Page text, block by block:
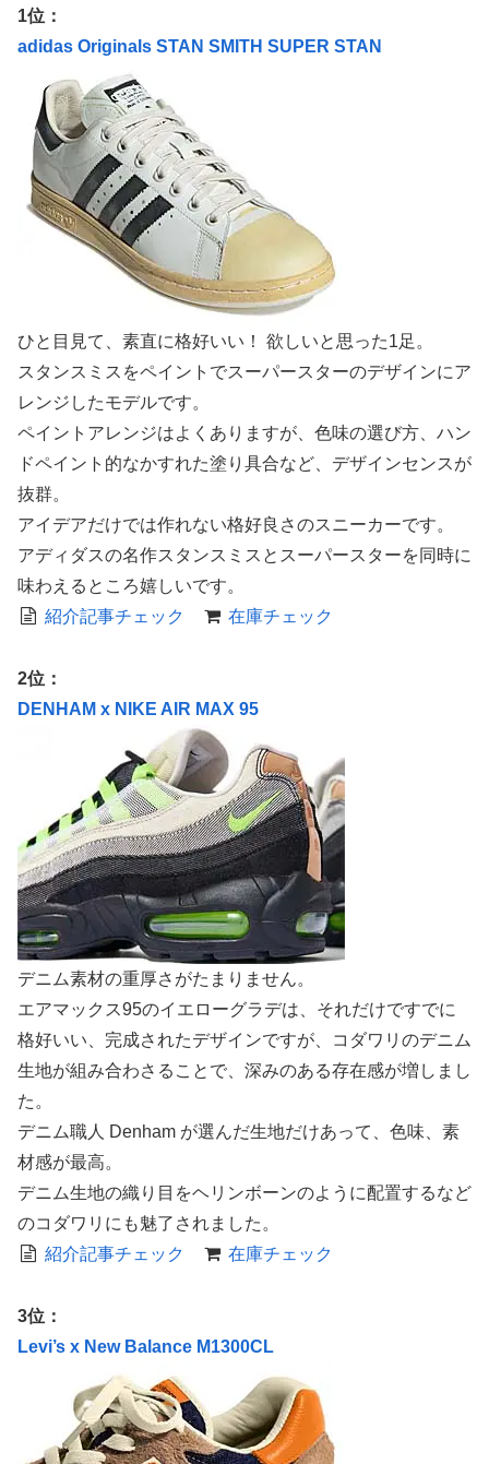
1位：
adidas Originals STAN SMITH SUPER STAN
ひと目見て、素直に格好いい！ 欲しいと思った1足。
スタンスミスをペイントでスーパースターのデザインにア
レンジしたモデルです。
ペイントアレンジはよくありますが、色味の選び方、ハン
ドペイント的なかすれた塗り具合など、デザインセンスが
抜群。
アイデアだけでは作れない格好良さのスニーカーです。
アディダスの名作スタンスミスとスーパースターを同時に
味わえるところ嬉しいです。
紹介記事チェック
在庫チェック
2位：
DENHAM x NIKE AIR MAX 95
デニム素材の重厚さがたまりません。
エアマックス95のイエローグラデは、それだけですでに
格好いい、完成されたデザインですが、コダワリのデニム
生地が組み合わさることで、深みのある存在感が増しまし
た。
デニム職人 Denham が選んだ生地だけあって、色味、素
材感が最高。
デニム生地の織り目をヘリンボーンのように配置するなど
のコダワリにも魅了されました。
紹介記事チェック
在庫チェック
3位：
Levi’s x New Balance M1300CL